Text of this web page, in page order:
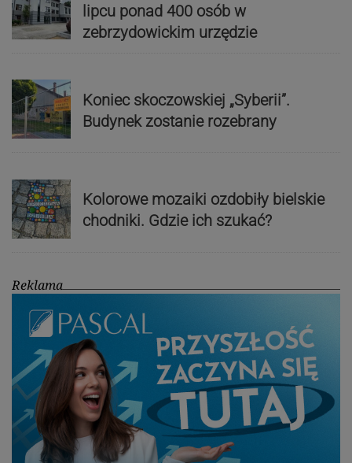
lipcu ponad 400 osób w
zebrzydowickim urzędzie
Koniec skoczowskiej „Syberii”.
Budynek zostanie rozebrany
Kolorowe mozaiki ozdobiły bielskie
chodniki. Gdzie ich szukać?
Reklama